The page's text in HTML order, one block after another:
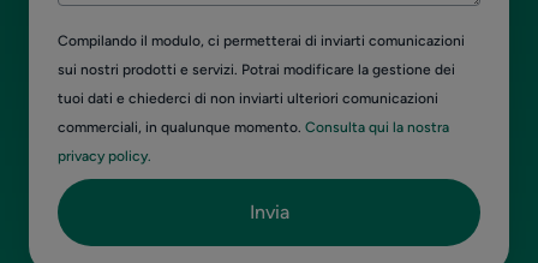
Compilando il modulo, ci permetterai di inviarti comunicazioni
sui nostri prodotti e servizi. Potrai modificare la gestione dei
tuoi dati e chiederci di non inviarti ulteriori comunicazioni
commerciali, in qualunque momento. Consulta qui la nostra
privacy policy.